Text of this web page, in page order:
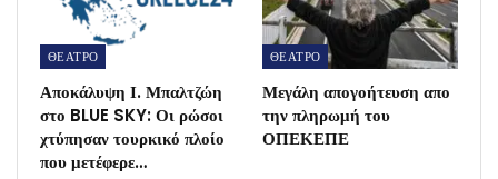
ΘΕΑΤΡΟ
Αποκάλυψη Ι. Μπαλτζώη
στο BLUE SKY: Οι ρώσοι
χτύπησαν τουρκικό πλοίο
που μετέφερε…
ΘΕΑΤΡΟ
Μεγάλη απογοήτευση απο
την πληρωμή του
ΟΠΕΚΕΠΕ